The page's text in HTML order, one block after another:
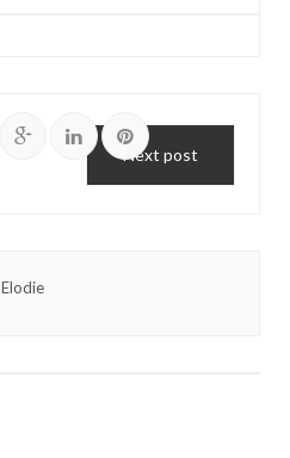
Next post
Elodie